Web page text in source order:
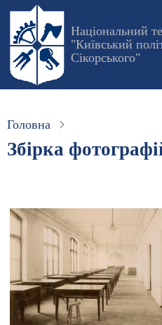
Перейти
основного
вмісту
Національний
"Київський
Сікорського"
Головна
Збірка